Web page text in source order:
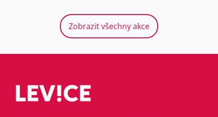
Zobrazit všechny akce